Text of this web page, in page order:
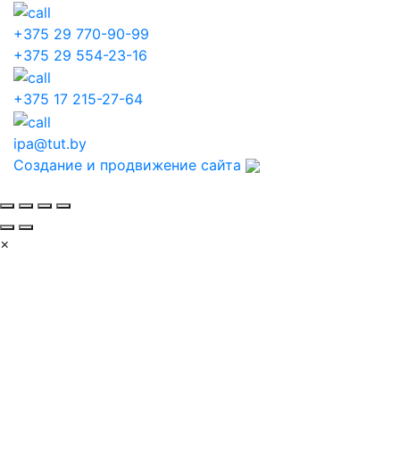
+375 29 770-90-99
+375 29 554-23-16
+375 17 215-27-64
ipa@tut.by
Создание и продвижение сайта
×